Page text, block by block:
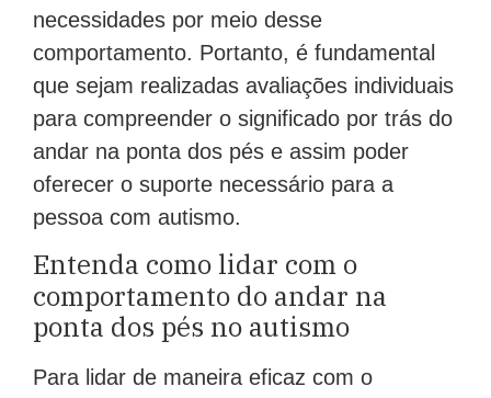
necessidades por meio desse
comportamento. Portanto, é fundamental
que sejam realizadas avaliações individuais
para compreender o significado por trás do
andar na ponta dos pés e assim poder
oferecer o suporte necessário para a
pessoa com autismo.
Entenda como lidar com o
comportamento do andar na
ponta dos pés no autismo
Para lidar de maneira eficaz com o